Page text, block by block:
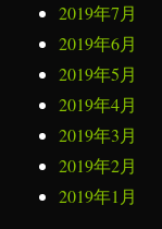
2019年7月
2019年6月
2019年5月
2019年4月
2019年3月
2019年2月
2019年1月